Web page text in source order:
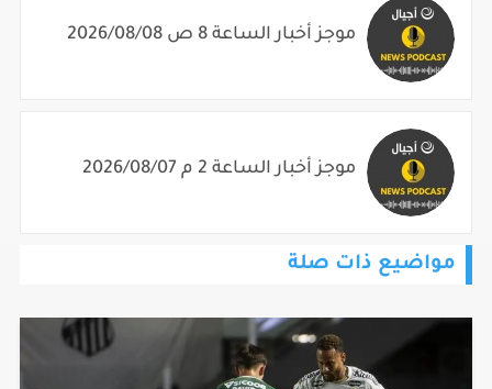
موجز أخبار الساعة 8 ص 2026/08/08
موجز أخبار الساعة 2 م 2026/08/07
مواضيع ذات صلة